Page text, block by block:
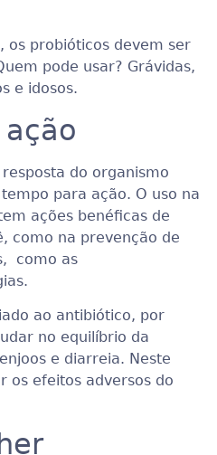
os probióticos devem ser
pode usar? Grávidas,
e idosos.
do organismo
para ação. O uso na
ações benéficas de
como na prevenção de
como as
ao antibiótico, por
no equilíbrio da
e diarreia. Neste
os efeitos adversos do